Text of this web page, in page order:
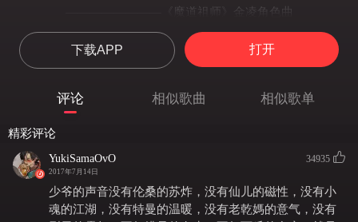
————————《魔道祖师》金凌角色曲
策划：易者连消醉清酒
编曲：一堆拼音
唱：洛少爷
金凌CV：洛少爷
魏无羡CV：锦鲤【翼之声】
江澄/金子轩CV：地狱冥想的自嘲【怀旧配音联盟】
江厌离CV：白鸦此去【KA.U】
下载APP 打开
评论 相似歌曲 相似歌单
精彩评论
YukiSamaOvO
2017年7月14日
34935
少爷的声音没有伦桑的苏炸，没有仙儿的磁性，没有小
魂的江湖，没有特曼的温暖，没有老乾媽的意气，没有